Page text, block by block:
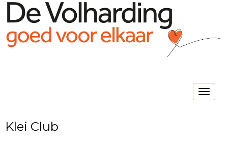
Toggle
Klei Club